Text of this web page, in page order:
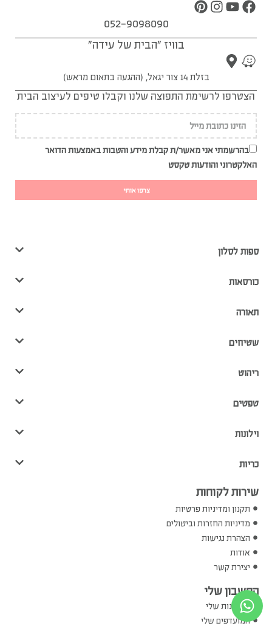
052-9098090
בוויז "הבית של עידה"
בזלת 14 צור יגאל, (ההגעה בתאום מראש)
הצטרפו לרשימת התפוצה שלנו וקבלו טיפים לעיצוב הבית
בהרשמתי אני מאשר/ת קבלת מידע והטבות באמצעות הדואר
האלקטרוני והודעות טקסט
צרפו אותי
ספות לסלון
כורסאות
תאורה
שטיחים
ריהוט
טפטים
וילונות
כריות
שירות לקוחות
תקנון ומדיניות פרטיות
מדיניות החזרות וביטולים
הצהרת נגישות
אודות
יצירת קשר
החשבון שלי
ההזמנות שלי
המועדפים שלי